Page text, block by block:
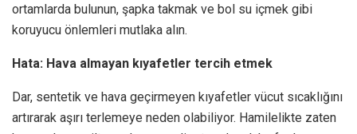
ortamlarda bulunun, şapka takmak ve bol su içmek gibi
koruyucu önlemleri mutlaka alın.
Hata: Hava almayan kıyafetler tercih etmek
Dar, sentetik ve hava geçirmeyen kıyafetler vücut sıcaklığını
artırarak aşırı terlemeye neden olabiliyor. Hamilelikte zaten